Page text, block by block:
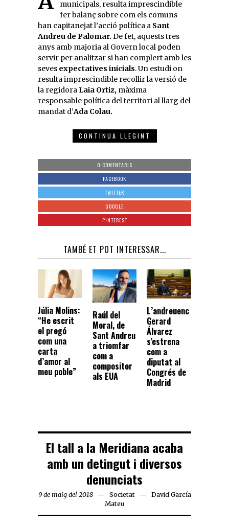
municipals, resulta imprescindible
fer balanç sobre com els comuns
han capitanejat l’acció política a Sant
Andreu de Palomar. De fet, aquests tres
anys amb majoria al Govern local poden
servir per analitzar si han complert amb les
seves expectatives inicials. Un estudi on
resulta imprescindible recollir la versió de
la regidora Laia Ortiz, màxima
responsable política del territori al llarg del
mandat d’Ada Colau.
CONTINUA LLEGINT
0 COMENTARIS
FACEBOOK
TWITTER
GOOGLE
PINTEREST
TAMBÉ ET POT INTERESSAR...
Júlia Molins:
“He escrit
el pregó
com una
carta
d’amor al
meu poble”
Raúl del
Moral, de
Sant Andreu
a triomfar
com a
compositor
als EUA
L’andreuenc
Gerard
Álvarez
s’estrena
com a
diputat al
Congrés de
Madrid
El tall a la Meridiana acaba
amb un detingut i diversos
denunciats
9 de maig del 2018 Societat
David García
Mateu